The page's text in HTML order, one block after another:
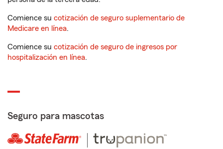
Comience su cotización de seguro suplementario de
Medicare en línea.
Comience su cotización de seguro de ingresos por
hospitalización en línea.
Seguro para mascotas